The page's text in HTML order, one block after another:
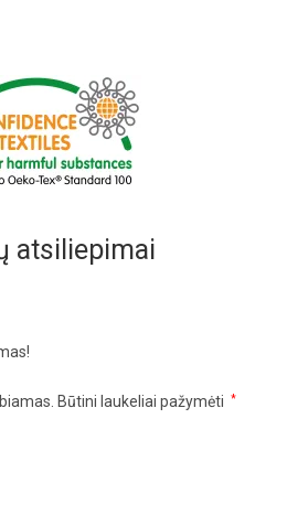
atsiliepimai
Būtini laukeliai pažymėti *